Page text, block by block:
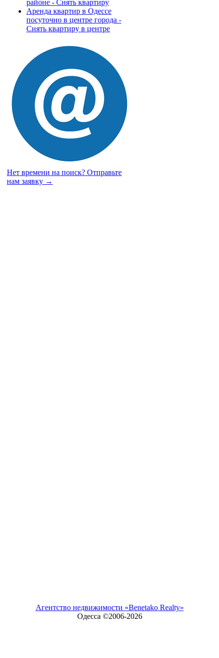
районе - Снять квартиру
Аренда квартир в Одессе
посуточно в центре города -
Снять квартиру в центре
Нет времени на поиск? Отправьте
нам заявку →
Агентство недвижимости «Benetako Realty»
Одесса ©2006-2026